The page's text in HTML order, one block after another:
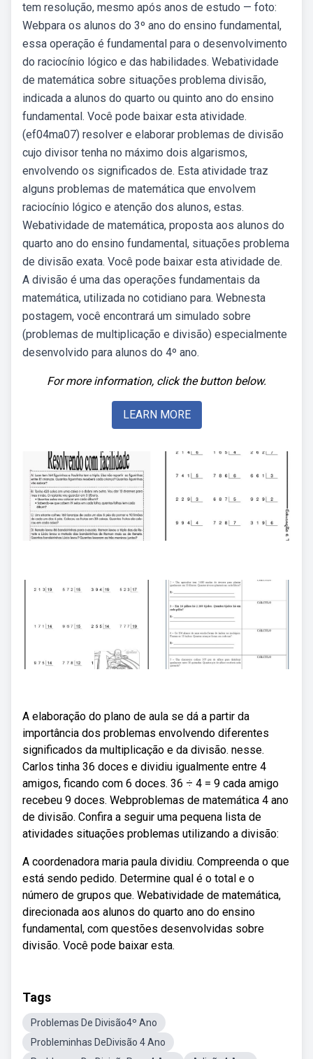
tem resolução, mesmo após anos de estudo — foto:
Webpara os alunos do 3º ano do ensino fundamental,
essa operação é fundamental para o desenvolvimento
do raciocínio lógico e das habilidades. Webatividade
de matemática sobre situações problema divisão,
indicada a alunos do quarto ou quinto ano do ensino
fundamental. Você pode baixar esta atividade.
(ef04ma07) resolver e elaborar problemas de divisão
cujo divisor tenha no máximo dois algarismos,
envolvendo os significados de. Esta atividade traz
alguns problemas de matemática que envolvem
raciocínio lógico e atenção dos alunos, estas.
Webatividade de matemática, proposta aos alunos do
quarto ano do ensino fundamental, situações problema
de divisão exata. Você pode baixar esta atividade de.
A divisão é uma das operações fundamentais da
matemática, utilizada no cotidiano para. Webnesta
postagem, você encontrará um simulado sobre
(problemas de multiplicação e divisão) especialmente
desenvolvido para alunos do 4º ano.
For more information, click the button below.
LEARN MORE
A elaboração do plano de aula se dá a partir da
importância dos problemas envolvendo diferentes
significados da multiplicação e da divisão. nesse.
Carlos tinha 36 doces e dividiu igualmente entre 4
amigos, ficando com 6 doces. 36 ÷ 4 = 9 cada amigo
recebeu 9 doces. Webproblemas de matemática 4 ano
de divisão. Confira a seguir uma pequena lista de
atividades situações problemas utilizando a divisão:
A coordenadora maria paula dividiu. Compreenda o que
está sendo pedido. Determine qual é o total e o
número de grupos que. Webatividade de matemática,
direcionada aos alunos do quarto ano do ensino
fundamental, com questões desenvolvidas sobre
divisão. Você pode baixar esta.
Tags
Problemas De Divisão4º Ano
Probleminhas DeDivisão 4 Ano